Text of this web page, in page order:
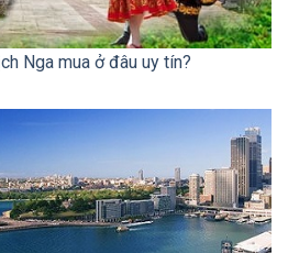
Nga mua ở đâu uy tín?